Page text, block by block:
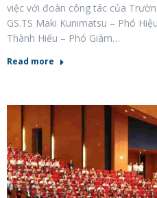
việc với đoàn công tác của
GS.TS Maki Kunimatsu – Phó
Thành Hiếu – Phó Giám…
Read more